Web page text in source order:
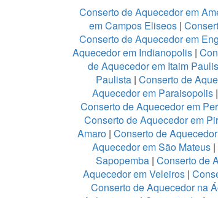
Conserto de Aquecedor em
em Campos Eliseos |
Conserto de Aquecedor em
Aquecedor em Indianopolis |
de Aquecedor em Itaim
Paulista | Conserto de
Aquecedor em Paraisopolis |
Conserto de Aquecedor em
Conserto de Aquecedor em
Amaro | Conserto de
Aquecedor em São Mateus |
Sapopemba | Conserto de
Aquecedor em Veleiros|
Conserto de Aquecedor na